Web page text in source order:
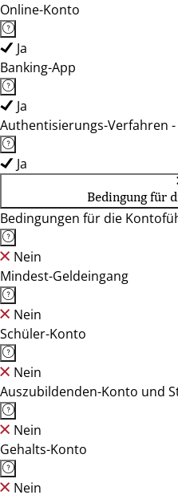
Online-Konto
Ja
Banking-App
Ja
Authentisierungs-Verfahren
Ja
Bedingung für
Bedingungen für die
Nein
Mindest-Geldeingang
Nein
Schüler-Konto
Nein
Auszubildenden-Konto und
Nein
Gehalts-Konto
Nein